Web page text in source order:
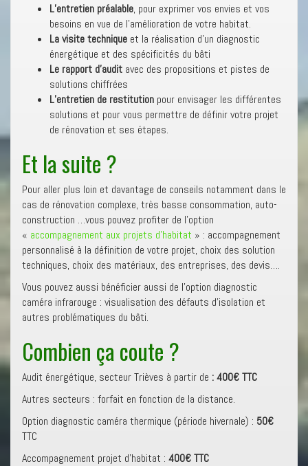
L’entretien préalable, pour exprimer vos envies et vos
besoins en vue de l’amélioration de votre habitat.
La visite technique et la réalisation d’un diagnostic
énergétique et des spécificités du bâti
Le rapport d’audit avec des propositions et pistes de
solutions chiffrées
L’entretien de restitution pour envisager les différentes
solutions et pour vous permettre de définir votre projet
de rénovation et ses étapes.
Et la suite ?
Pour aller plus loin et davantage de conseils notamment dans le
cas de rénovation complexe, très basse consommation, auto-
construction …vous pouvez profiter de l’option
« accompagnement aux projets d’habitat » : accompagnement
personnalisé à la définition de votre projet, choix des solution
techniques, choix des matériaux, des entreprises, des devis….
Vous pouvez aussi bénéficier aussi de l’option diagnostic
caméra infrarouge : visualisation des défauts d’isolation et
autres problématiques du bâti.
Combien ça coute ?
Audit énergétique, secteur Trièves à partir de : 400€ TTC
Autres secteurs : forfait en fonction de la distance.
Option diagnostic caméra thermique (période hivernale) : 50€
TTC
Accompagnement projet d’habitat : 400€ TTC